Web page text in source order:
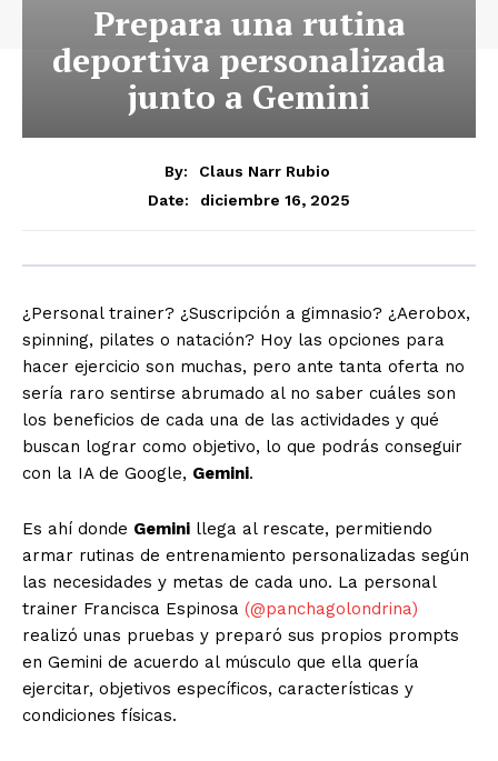
Prepara una rutina
deportiva personalizada
junto a Gemini
By:
Claus Narr Rubio
Date:
diciembre 16, 2025
¿Personal trainer? ¿Suscripción a gimnasio? ¿Aerobox,
spinning, pilates o natación? Hoy las opciones para
hacer ejercicio son muchas, pero ante tanta oferta no
sería raro sentirse abrumado al no saber cuáles son
los beneficios de cada una de las actividades y qué
buscan lograr como objetivo, lo que podrás conseguir
con la IA de Google, Gemini.
Es ahí donde Gemini llega al rescate, permitiendo
armar rutinas de entrenamiento personalizadas según
las necesidades y metas de cada uno. La personal
trainer Francisca Espinosa (@panchagolondrina)
realizó unas pruebas y preparó sus propios prompts
en Gemini de acuerdo al músculo que ella quería
ejercitar, objetivos específicos, características y
condiciones físicas.